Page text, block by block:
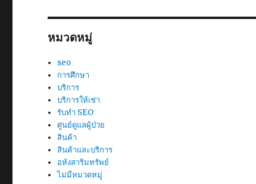
หมวดหมู่
seo
การศึกษา
บริการ
บริการให้เช่า
รับทำ SEO
ศูนย์ดูแลผู้ป่วย
สินค้า
สินค้าและบริการ
อหังสาริมทรัพย์
ไม่มีหมวดหมู่